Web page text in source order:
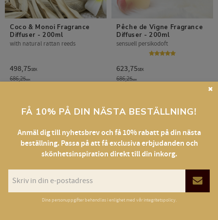
Coco & Monoi Fragrance
Diffuser - 200ml
with natural rattan reeds
498,75SEK
686,25SEK
Pêche de Vigne Fragrance
Diffuser - 200ml
sensuell persikodoft
623,75SEK
686,25SEK
9 NEW PRODUCT
Add to favorites
27 DEAL OF THE DAY
FÅ 10% PÅ DIN NÄSTA BESTÄLLNING!
Anmäl dig till nyhetsbrev och få 10% rabatt på din nästa
beställning. Passa på att få exclusiva erbjudanden och
skönhetsinspiration direkt till din inkorg.
Dina personuppgifter behandlas i enlighet med vårintegritetspolicy.
✖